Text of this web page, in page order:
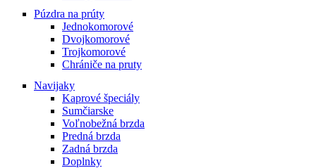
Púzdra na prúty
Jednokomorové
Dvojkomorové
Trojkomorové
Chrániče na pruty
Navijaky
Kaprové špeciály
Sumčiarske
Voľnobežná brzda
Predná brzda
Zadná brzda
Doplnky